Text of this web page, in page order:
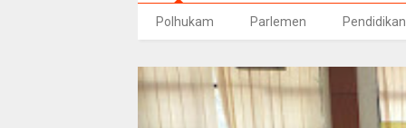
Polhukam Parlemen Pendidikan